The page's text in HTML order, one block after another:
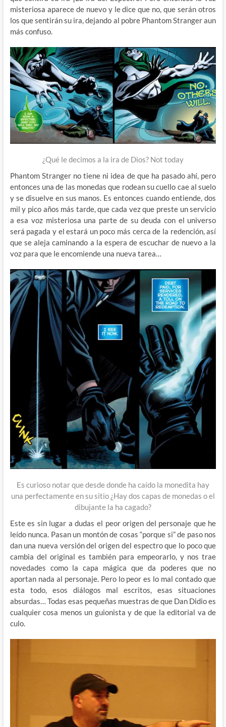
misteriosa aparece de nuevo y le dice que no, que serán otros
los que sentirán su ira, dejando al pobre Phantom Stranger aun
más confuso.
¿Qué le decimos a la ira de Dios? Not today
Phantom Stranger no tiene ni idea de que ha pasado ahí, pero
entonces una de las monedas que rodean su cuello cae al suelo
y se disuelve en sus manos. Es entonces cuando entiende, dos
mil y pico años más tarde, que cada vez que preste un servicio
a esa voz misteriosa una parte de su deuda con el universo
será pagada y el estará un poco más cerca de la redención, así
que se aleja caminando a la espera de escuchar de nuevo a la
voz para que le encomiende una nueva tarea…
Es curioso notar que desde donde ha caído la monedita hay
una perfectamente en su sitio ¿Hay dos capas de monedas o el
dibujante la ha cagado?
Este es sin lugar a dudas el peor origen del personaje que he
leído nunca. Pasan un montón de cosas “porque si” de paso nos
dan una nueva versión del origen del espectro que lo poco que
cambia del original es también para empeorarlo, y nos trae
novedades como la capa mágica que da poderes que no
aportan nada al personaje. Pero lo peor es lo mal contado que
esta todo, esos diálogos mal escritos, esas situaciones
absurdas… Todas esas pequeñas muestras de que Dan Didio es
cualquier cosa menos un guionista y de que la editorial va de
culo.